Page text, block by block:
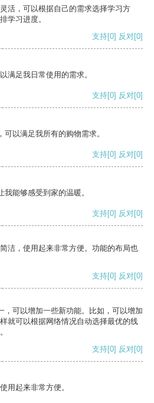
活，可以根据自己的需求选择学习方
学习进度。
支持[0] 反对[0]
满足我日常使用的需求。
支持[0] 反对[0]
以满足我所有的购物需求。
支持[0] 反对[0]
能够感受到家的温暖。
支持[0] 反对[0]
洁，使用起来非常方便。功能的布局也
支持[0] 反对[0]
，可以增加一些新功能。比如，可以增加
就可以根据网络情况自动选择最优的线
支持[0] 反对[0]
用起来非常方便。